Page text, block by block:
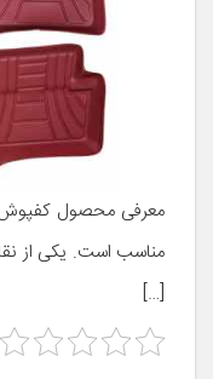
مناسب است. یکی از
[…]